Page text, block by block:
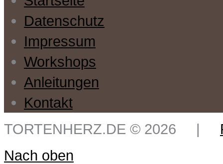
Datenschutz
Impressum
Workshops
Anleitungen
Kontakt
TORTENHERZ.DE © 2026 |
Nach oben